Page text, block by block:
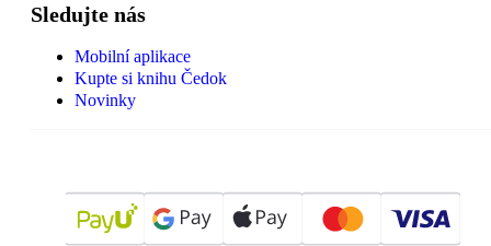
Sledujte nás
Mobilní aplikace
Kupte si knihu Čedok
Novinky